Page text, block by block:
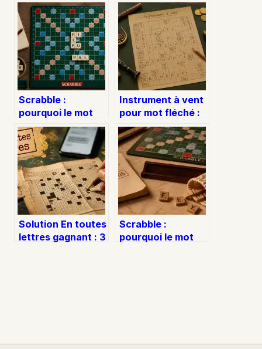
Scrabble :
pourquoi le mot
PA est invalide et
comment éviter le
zéro pointé
Instrument à vent
pour mot fléché :
30 solutions
classées par
longueur et famille
Solution En toutes
lettres gagnant : 3
Scrabble :
pourquoi le mot